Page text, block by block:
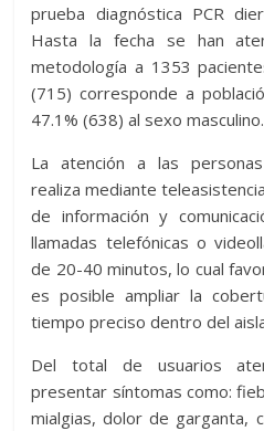
prueba diagnóstica PCR
Hasta la fecha se han
metodología a 1353
(715) corresponde a
47.1% (638) al sexo masculino.
La atención a las
realiza mediante
de información y
llamadas telefónicas o
de 20-40 minutos, lo cual
es posible ampliar la
tiempo preciso dentro del
Del total de usuarios
presentar síntomas como:
mialgias, dolor de garganta,